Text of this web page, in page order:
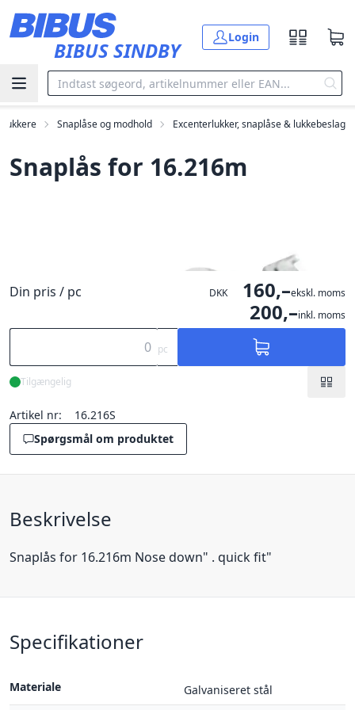
BIBUS SINDBY
Login
lukkere Snaplåse og modhold Excenterlukker, snaplåse & lukkebeslag
Snaplås for 16.216m
Din pris / pc DKK 160,–ekskl. moms
200,–inkl. moms
pc
Tilgængelig
Artikel nr:
16.216S
Spørgsmål om produktet
Beskrivelse
Snaplås for 16.216m Nose down" . quick fit"
Specifikationer
Materiale
Galvaniseret stål